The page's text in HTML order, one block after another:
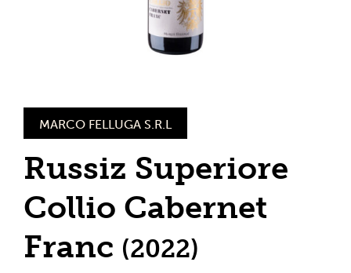
MARCO FELLUGA S.R.L
Russiz Superiore
Collio Cabernet
Franc (2022)